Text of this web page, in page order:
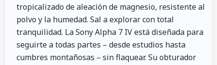
tropicalizado de aleación de magnesio, resistente al
polvo y la humedad. Sal a explorar con total
tranquilidad. La Sony Alpha 7 IV está diseñada para
seguirte a todas partes – desde estudios hasta
cumbres montañosas – sin flaquear. Su obturador